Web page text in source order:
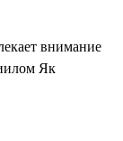
внимание
Як